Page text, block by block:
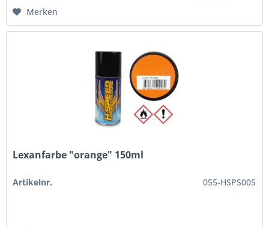
Merken
Lexanfarbe "orange" 150ml
Artikelnr. 055-HSPS005